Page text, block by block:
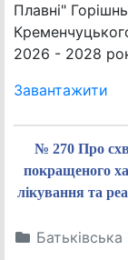
Плавні"
2026 - 2028
Завантажити
№ 270 Про
покращеного
лікування та
Батьківська